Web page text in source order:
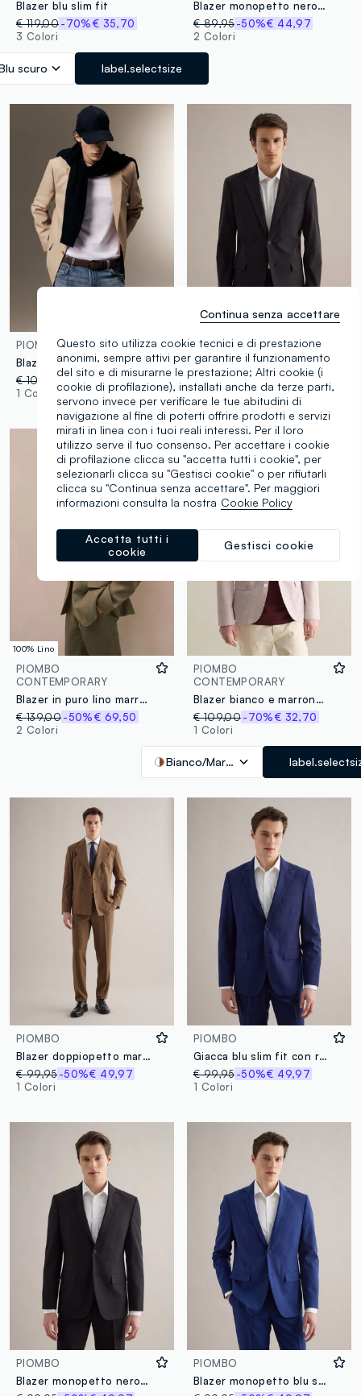
Blazer blu slim fit
€ 119,00-70%€ 35,70
3 Colori
scuro label.selectsize
Blazer monopetto nero regular fit
€ 89,95 -50%€ 44,97
2 Colori
PIOMBO
Blazer beige slim fit
€ 109,00 -50% € 54,50
1 Colori
Stiro facile
PIOMBO TECH
Blazer nero slim fit
€ 119,00 -70%€ 35,70
3 Colori
100% Lino
PIOMBO
CONTEMPORARY
Blazer in puro lino marrone regular fit
€ 139,00-50%€ 69,50
2 Colori
PIOMBO
CONTEMPORARY
Blazer bianco e marrone slim fit in seersucker a righe
€ 109,00-70%€ 32,70
1 Colori
Bianco/Marrone
PIOMBO
Blazer doppiopetto marrone slim fit
€ 99,95-50%€ 49,97
1 Colori
PIOMBO
Giacca blu slim fit con revers a lancia
€ 99,95 -50%€ 49,97
1 Colori
PIOMBO
Blazer monopetto nero slim fit
PIOMBO
Blazer monopetto blu slim fit
Questo sito utilizza cookie tecnici e di prestazione
anonimi, sempre attivi per garantire il funzionamento
del sito e di misurarne le prestazione; Altri cookie (i
cookie di profilazione), installati anche da terze parti,
servono invece per verificare le tue abitudini di
navigazione al fine di poterti offrire prodotti e servizi
mirati in linea con i tuoi reali interessi. Per il loro
utilizzo serve il tuo consenso. Per accettare i cookie
di profilazione clicca su "accetta tutti i cookie", per
selezionarli clicca su "Gestisci cookie" o per rifiutarli
clicca su "Continua senza accettare". Per maggiori
informazioni consulta la nostra Cookie Policy
Gestisci cookie
Accetta tutti i
cookie
Continua senza accettare